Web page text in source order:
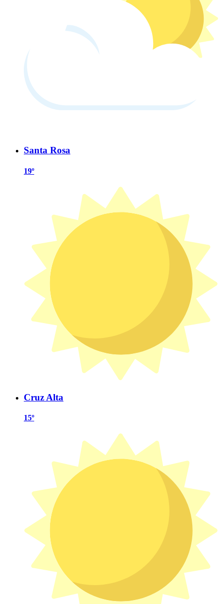
Santa Rosa
19º
Cruz Alta
15º